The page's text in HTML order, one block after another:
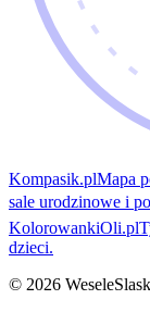
Kompasik.plMapa
sale urodzinowe i
KolorowankiOli.pl
dzieci.
© 2026